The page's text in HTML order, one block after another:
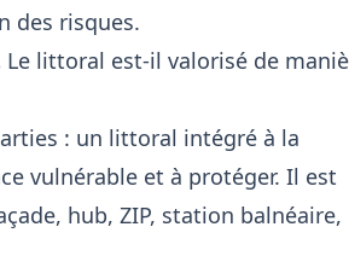
des risques.
Le littoral est-il valorisé de
: un littoral intégré à la
vulnérable et à protéger. Il est
hub, ZIP, station balnéaire,